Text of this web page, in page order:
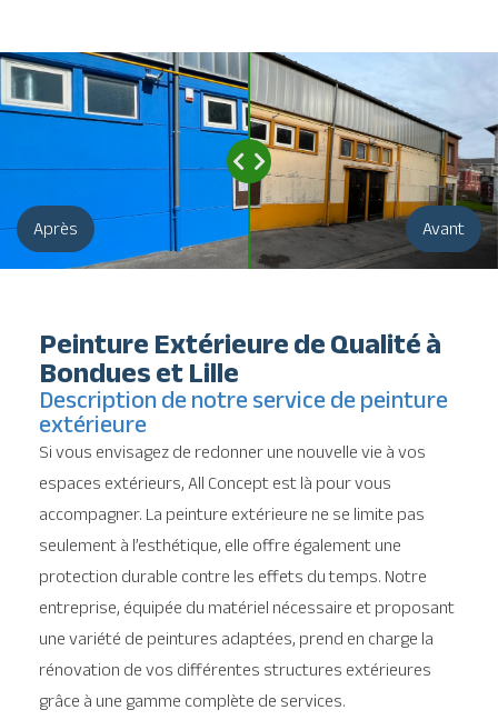
Après Avant
Peinture Extérieure de Qualité à
Bondues et Lille
Description de notre service de peinture
extérieure
Si vous envisagez de redonner une nouvelle vie à vos
espaces extérieurs, All Concept est là pour vous
accompagner. La peinture extérieure ne se limite pas
seulement à l’esthétique, elle offre également une
protection durable contre les effets du temps. Notre
entreprise, équipée du matériel nécessaire et proposant
une variété de peintures adaptées, prend en charge la
rénovation de vos différentes structures extérieures
grâce à une gamme complète de services.